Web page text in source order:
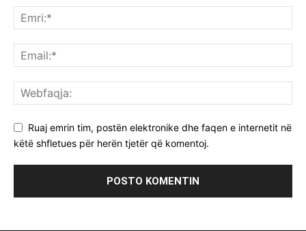
Ruaj emrin tim, postën elektronike dhe faqen e internetit në
këtë shfletues për herën tjetër që komentoj.